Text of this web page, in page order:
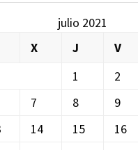
julio 2021
X J V
1
2
7 8 9
14 15 16